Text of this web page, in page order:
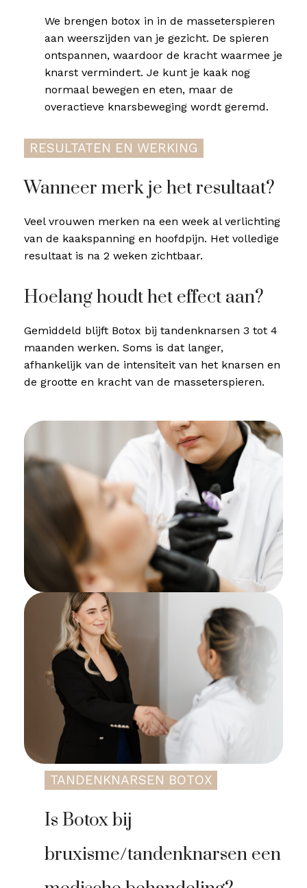
We brengen botox in in de masseterspieren
aan weerszijden van je gezicht. De spieren
ontspannen, waardoor de kracht waarmee je
knarst vermindert. Je kunt je kaak nog
normaal bewegen en eten, maar de
overactieve knarsbeweging wordt geremd.
RESULTATEN EN WERKING
Wanneer merk je het resultaat?
Veel vrouwen merken na een week al verlichting
van de kaakspanning en hoofdpijn. Het volledige
resultaat is na 2 weken zichtbaar.
Hoelang houdt het effect aan?
Gemiddeld blijft Botox bij tandenknarsen 3 tot 4
maanden werken. Soms is dat langer,
afhankelijk van de intensiteit van het knarsen en
de grootte en kracht van de masseterspieren.
TANDENKNARSEN BOTOX
Is Botox bij
bruxisme/tandenknarsen een